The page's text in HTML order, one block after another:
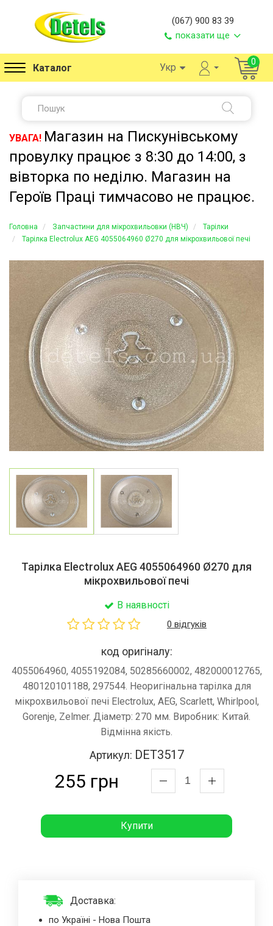
(067) 900 83 39
показати ще
Каталог Укр 0
УВАГА! Магазин на Пискунівському
провулку працює з 8:30 до 14:00, з
вівторка по неділю. Магазин на
Героїв Праці тимчасово не працює.
Головна Запчастини для мікрохвильовки (НВЧ)
Тарілки
Тарілка Electrolux AEG 4055064960 Ø270 для мікрохвильової печі
Тарілка Electrolux AEG 4055064960 Ø270 для
мікрохвильової печі
В наявності
0 відгуків
код оригіналу:
4055064960, 4055192084, 50285660002, 482000012765,
480120101188, 297544. Неоригінальна тарілка для
мікрохвильової печі Electrolux, AEG, Scarlett, Whirlpool,
Gorenje, Zelmer. Діаметр: 270 мм. Виробник: Китай.
Відмінна якість.
Артикул: DET3517
255 грн
Купити
Доставка:
по Україні - Нова Пошта